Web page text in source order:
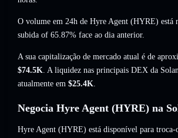
O volume em 24h de Hyre Agent (HYRE) está
subida of 65.87% face ao dia anterior.
A sua capitalização de mercado atual é de
$74.5K. A liquidez nas principais DEX da
atualmente em $25.4K.
Negocia Hyre Agent (HYRE) na
Hyre Agent (HYRE) está disponível para troca-